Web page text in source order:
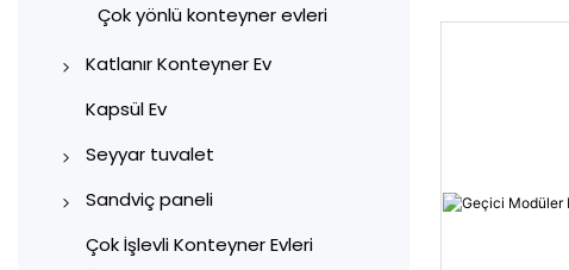
Çok yönlü konteyner evleri
Katlanır Konteyner Ev
X Tipi Katlanabilir Konteyner
Kapsül Ev
Seyyar tuvalet
Renk kaplamalı çelik portatif
Sandviç paneli
Makine yapımı Sandviç
Çok İşlevli Konteyner Evleri
ekiplerinin ve
modüler ofis